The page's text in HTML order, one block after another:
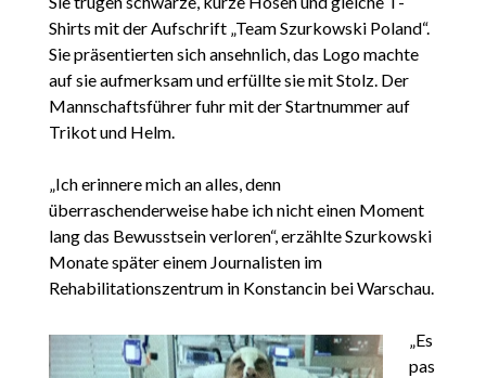
Shirts mit der Aufschrift „Team Szurkowski Poland“.
Sie präsentierten sich ansehnlich, das Logo machte
auf sie aufmerksam und erfüllte sie mit Stolz. Der
Mannschaftsführer fuhr mit der Startnummer auf
Trikot und Helm.
„Ich erinnere mich an alles, denn
überraschenderweise habe ich nicht einen Moment
lang das Bewusstsein verloren“, erzählte Szurkowski
Monate später einem Journalisten im
Rehabilitationszentrum in Konstancin bei Warschau.
„Es
pas